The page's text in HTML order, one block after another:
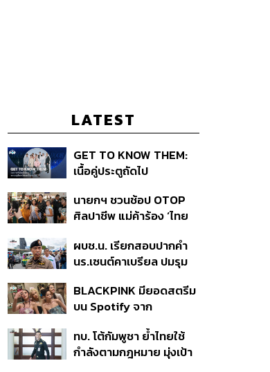
LATEST
GET TO KNOW THEM:
เนื้อคู่ประตูถัดไป
นายกฯ ชวนช้อป OTOP
ศิลปาชีพ แม่ค้าร้อง ‘ไทย
ถามมีต่อไหม นายกฯ ตอบ
‘เดี๋ยวจะพยายาม’
ผบช.น. เรียกสอบปากคำ
นร.เซนต์คาเบรียล ปมรุม
ดำเนินคดีแล้ว
BLACKPINK มียอดสตรีม
บน Spotify จาก
ครั้ง ตลอด 10 ปีที่ผ่านมา
ทบ. โต้กัมพูชา ย้ำไทยใช้
กำลังตามกฎหมาย มุ่งเป้า